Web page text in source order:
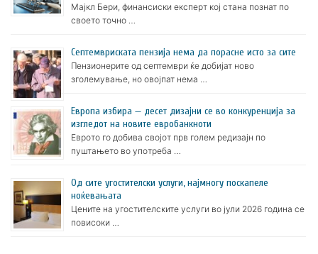
Мајкл Бери, финансиски експерт кој стана познат по
своето точно …
Септемвриската пензија нема да порасне исто за сите
Пензионерите од септември ќе добијат ново
зголемување, но овојпат нема …
Европа избира — десет дизајни се во конкуренција за
изгледот на новите евробанкноти
Еврото го добива својот прв голем редизајн по
пуштањето во употреба …
Oд сите угостителски услуги, најмногу поскапеле
ноќевањата
Цените на угостителските услуги во јули 2026 година се
повисоки …